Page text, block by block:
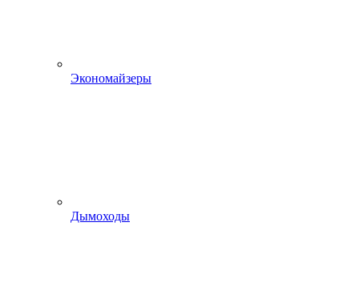
Экономайзеры
Дымоходы